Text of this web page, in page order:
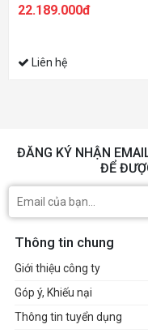
FHD/MX330 2GB/
22.189.000đ
Liên hệ
ĐĂNG KÝ NHẬN
ĐỂ
Thông tin chung
Giới thiệu công ty
Góp ý, Khiếu nại
Thông tin tuyển dụng